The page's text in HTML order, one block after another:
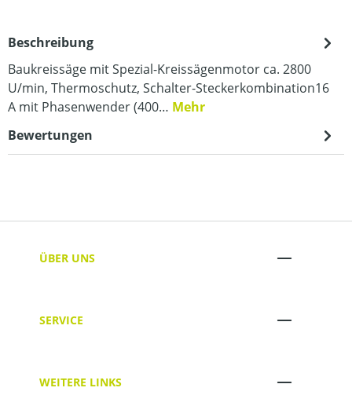
Beschreibung
Baukreissäge mit Spezial-Kreissägenmotor ca. 2800
U/min, Thermoschutz, Schalter-Steckerkombination16
A mit Phasenwender (400… Mehr
Bewertungen
ÜBER UNS
SERVICE
WEITERE LINKS